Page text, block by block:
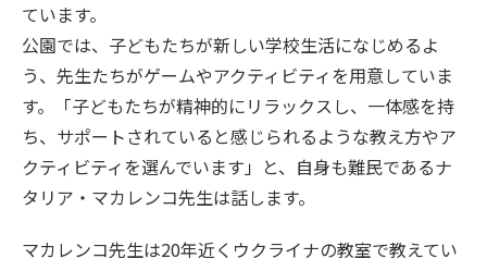
ています。
公園では、子どもたちが新しい学校生活になじめるよ
う、先生たちがゲームやアクティビティを用意していま
す。「子どもたちが精神的にリラックスし、一体感を持
ち、サポートされていると感じられるような教え方やア
クティビティを選んでいます」と、自身も難民であるナ
タリア・マカレンコ先生は話します。
マカレンコ先生は20年近くウクライナの教室で教えてい